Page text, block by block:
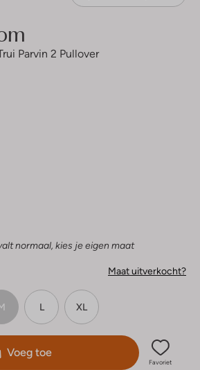
Parvin 2 Pullover
normaal, kies je eigen maat
Maat uitverkocht?
L XL
Voeg toe
Favoriet